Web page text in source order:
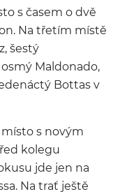
s časem o dvě
Na třetím místě
šestý
Maldonado,
Bottas v
s novým
kolegu
jde jen na
Na trať ještě